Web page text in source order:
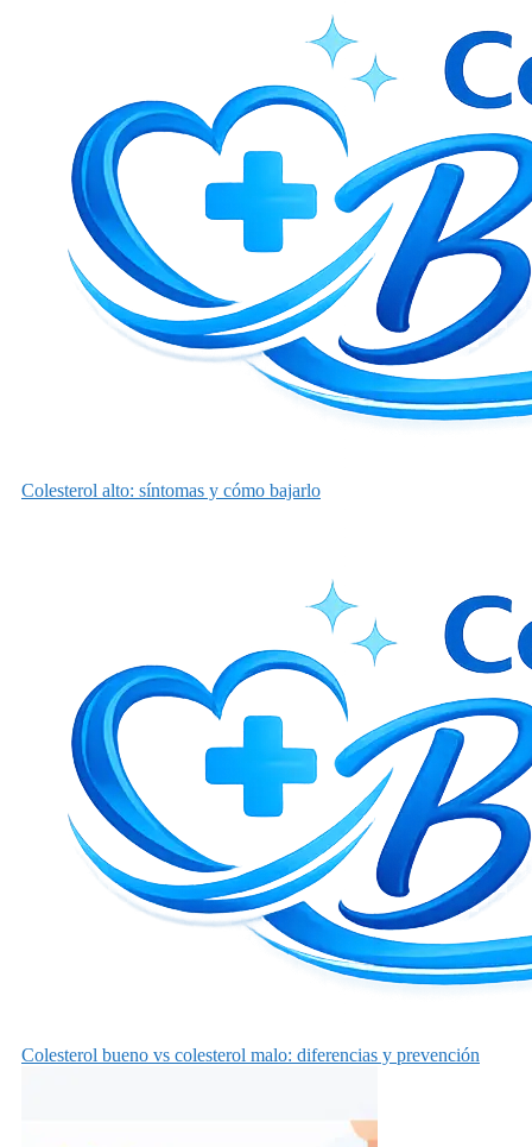
Colesterol alto: síntomas y cómo bajarlo
Colesterol bueno vs colesterol malo: diferencias y prevención